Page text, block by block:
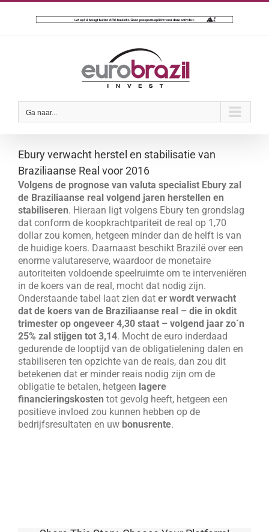
Ga
Ga naar...
Ebury verwacht herstel en stabilisatie van
Braziliaanse Real voor 2016
Volgens de prognose van valuta specialist Ebury zal
de Braziliaanse real volgend jaren herstellen en
stabiliseren. Hieraan ligt volgens Ebury ten grondslag
dat conform de koopkrachtpariteit de real op 1,70
dollar zou komen, hetgeen minder dan de helft is van
de huidige koers. Daarnaast beschikt Brazilë over een
enorme valutareserve, waardoor de monetaire
autoriteiten voldoende speelruimte om te interveniëren
in de koers van de real, mocht dat nodig zijn.
Onderstaande tabel laat zien dat er wordt verwacht
dat de koers van de Braziliaanse real – die in okdit
trimester op ongeveer 4,30 staat – volgend jaar zo´n
25% zal stijgen tot 3,14. Mocht de euro inderdaad
gedurende de looptijd van de obligatielening dalen en
stabiliseren ten opzichte van de reais, dan zou dit
betekenen dat er minder reais nodig zijn om de
obligatie te betalen, hetgeen lagere
financieringskosten tot gevolg heeft, hetgeen een
positieve invloed zou kunnen hebben op de
bedrijfsresultaten en uw bonusrente.